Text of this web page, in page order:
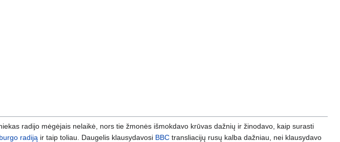
radijo mėgėjais nelaikė, nors tie žmonės išmokdavo krūvas dažnių ir žinodavo, kaip surasti
radiją ir taip toliau. Daugelis klausydavosi BBC transliacijų rusų kalba dažniau, nei klausydavo